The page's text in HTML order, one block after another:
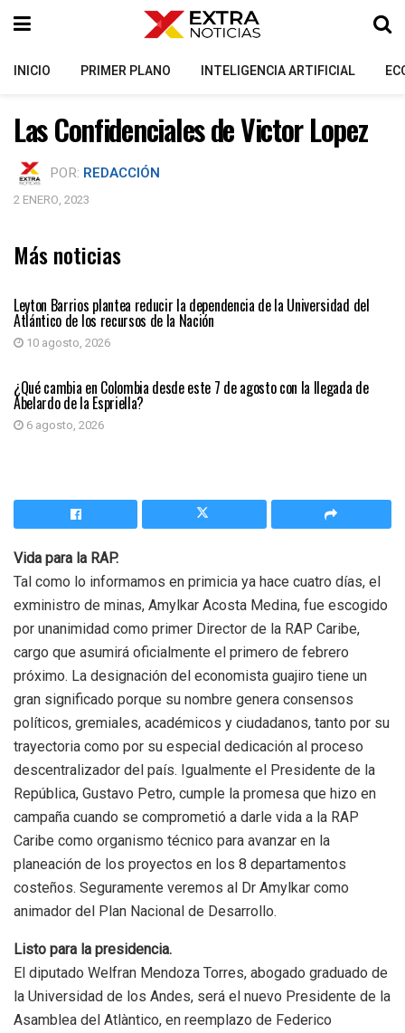
INICIO PRIMER PLANO INTELIGENCIA ARTIFICIAL
Las Confidenciales de Victor Lopez
POR: REDACCIÓN
2 ENERO, 2023
Más noticias
Leyton Barrios plantea reducir la dependencia de la Universidad del
Atlántico de los recursos de la Nación
10 agosto, 2026
PRIMER PLANO
¿Qué cambia en Colombia desde este 7 de agosto con la llegada de
Abelardo de la Espriella?
6 agosto, 2026
Vida para la RAP.
Tal como lo informamos en primicia ya hace cuatro días, el
exministro de minas, Amylkar Acosta Medina, fue escogido
por unanimidad como primer Director de la RAP Caribe,
cargo que asumirá oficialmente el primero de febrero
próximo. La designación del economista guajiro tiene un
gran significado porque su nombre genera consensos
políticos, gremiales, académicos y ciudadanos, tanto por su
trayectoria como por su especial dedicación al proceso
descentralizador del país. Igualmente el Presidente de la
República, Gustavo Petro, cumple la promesa que hizo en
campaña cuando se comprometió a darle vida a la RAP
Caribe como organismo técnico para avanzar en la
planeación de los proyectos en los 8 departamentos
costeños. Seguramente veremos al Dr Amylkar como
animador del Plan Nacional de Desarrollo.
Listo para la presidencia.
El diputado Welfran Mendoza Torres, abogado graduado de
la Universidad de los Andes, será el nuevo Presidente de la
Asamblea del Atlàntico, en reemplazo de Federico